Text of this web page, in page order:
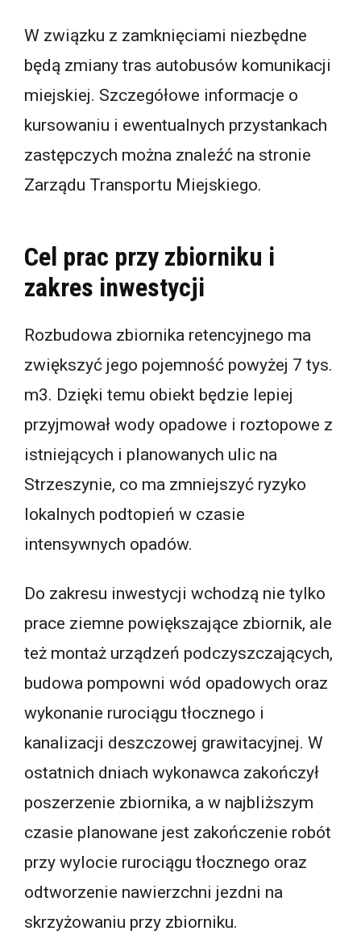
W związku z zamknięciami niezbędne
będą zmiany tras autobusów komunikacji
miejskiej. Szczegółowe informacje o
kursowaniu i ewentualnych przystankach
zastępczych można znaleźć na stronie
Zarządu Transportu Miejskiego.
Cel prac przy zbiorniku i
zakres inwestycji
Rozbudowa zbiornika retencyjnego ma
zwiększyć jego pojemność powyżej 7 tys.
m3. Dzięki temu obiekt będzie lepiej
przyjmował wody opadowe i roztopowe z
istniejących i planowanych ulic na
Strzeszynie, co ma zmniejszyć ryzyko
lokalnych podtopień w czasie
intensywnych opadów.
Do zakresu inwestycji wchodzą nie tylko
prace ziemne powiększające zbiornik, ale
też montaż urządzeń podczyszczających,
budowa pompowni wód opadowych oraz
wykonanie rurociągu tłocznego i
kanalizacji deszczowej grawitacyjnej. W
ostatnich dniach wykonawca zakończył
poszerzenie zbiornika, a w najbliższym
czasie planowane jest zakończenie robót
przy wylocie rurociągu tłocznego oraz
odtworzenie nawierzchni jezdni na
skrzyżowaniu przy zbiorniku.